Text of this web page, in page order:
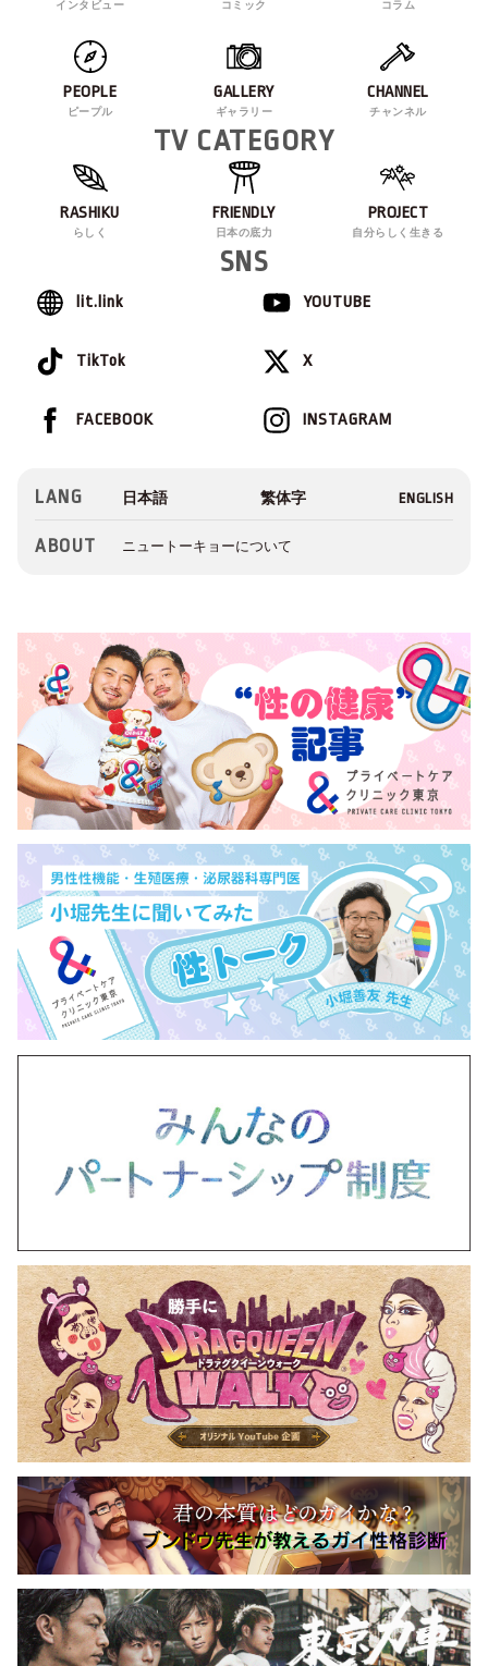
インタビュー コミック コラム
PEOPLE
ピープル
GALLERY
ギャラリー
CHANNEL
チャンネル
TV CATEGORY
RASHIKU
らしく
FRIENDLY
日本の底力
PROJECT
自分らしく生きる
SNS
lit.link YOUTUBE
TikTok X
INSTAGRAM
FACEBOOK
LANG
ABOUT ニュートーキョーについて